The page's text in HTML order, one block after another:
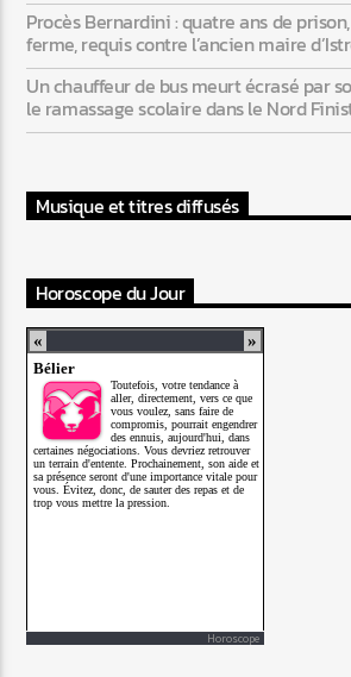
Procès Bernardini : quatre ans de
ferme, requis contre l’ancien maire
Un chauffeur de bus meurt écrasé par
le ramassage scolaire dans le Nord
Musique et titres diffusés
Horoscope du Jour
Horoscope